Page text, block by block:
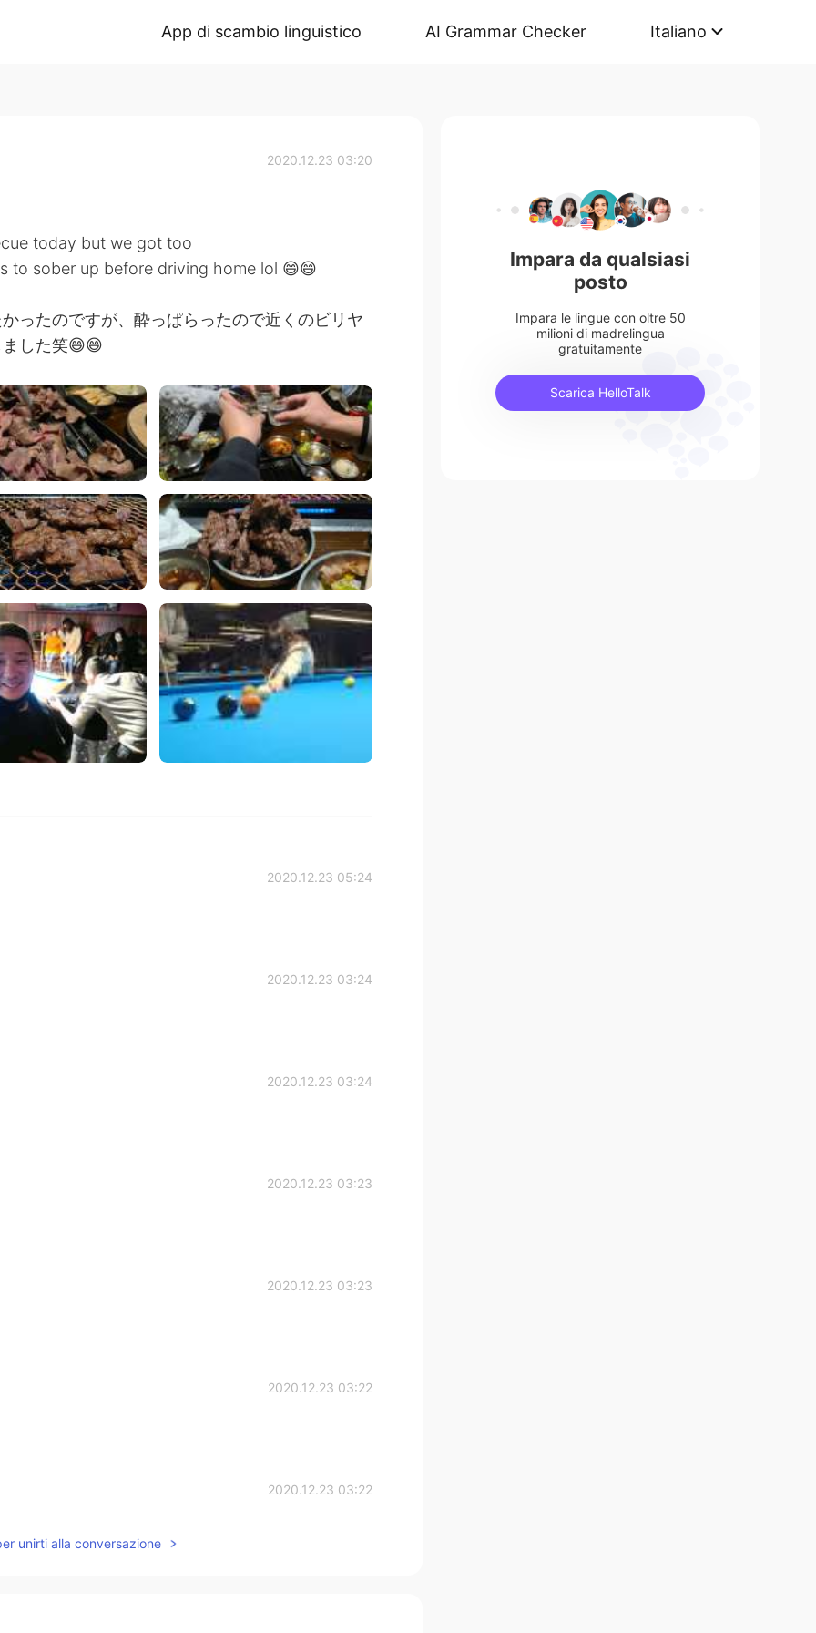
App di scambio linguistico AI Grammar Checker Italiano
2020.12.23 03:20
today but we got too
to sober up before driving home lol 😄😄
ったのですが、酔っぱらったので近くのビリヤ
した笑😄😄
2020.12.23 05:24
2020.12.23 03:24
2020.12.23 03:24
2020.12.23 03:23
2020.12.23 03:23
2020.12.23 03:22
2020.12.23 03:22
unirti alla conversazione
Impara da qualsiasi
posto
Impara le lingue con oltre 50
milioni di madrelingua
gratuitamente
Scarica HelloTalk